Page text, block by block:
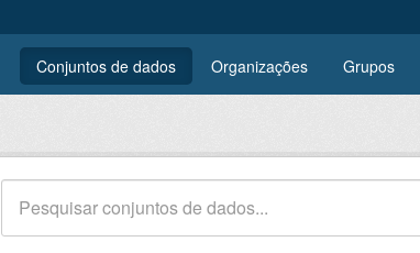
Conjuntos de dados Organizações Grupos